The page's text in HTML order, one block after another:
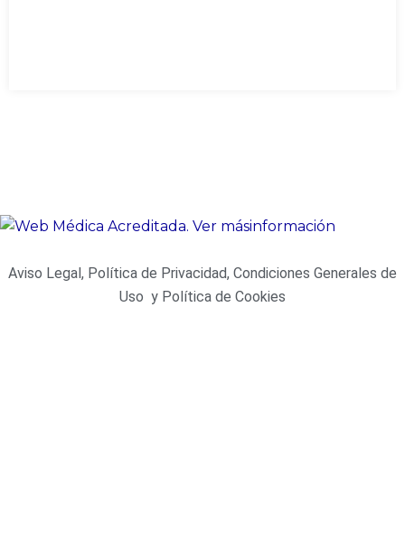
Aviso Legal, Política de Privacidad, Condiciones Generales de
Uso y Política de Cookies